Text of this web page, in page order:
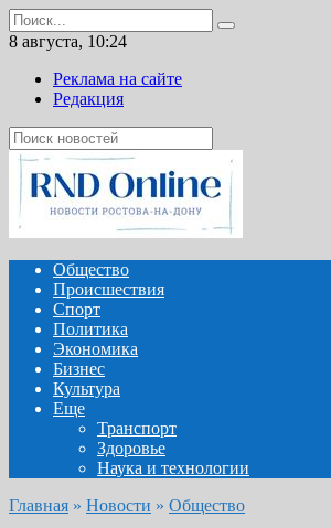
Перейти
к
содержанию
Search
for:
8 августа, 10:24
Реклама на сайте
Редакция
Общество
Происшествия
Спорт
Политика
Экономика
Бизнес
Культура
Еще
Транспорт
Здоровье
Наука и технологии
Главная » Новости » Общество